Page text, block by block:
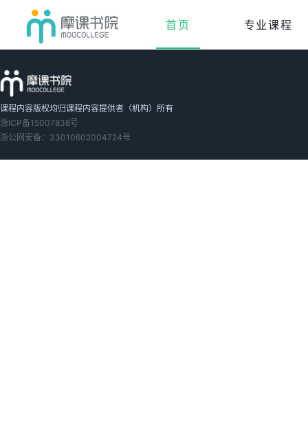
首页 专业课程
课程内容版权均归课程内容提供者（机构）所有
浙ICP备15007838号
浙公网安备：33010602004724号